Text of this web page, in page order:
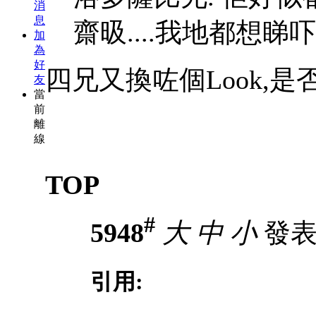
消
息
加
為
好
友
當
前
離
線
齋昅....我地都想睇
四兄又換咗個Look,是
TOP
5948# 大 中 小發
引用: